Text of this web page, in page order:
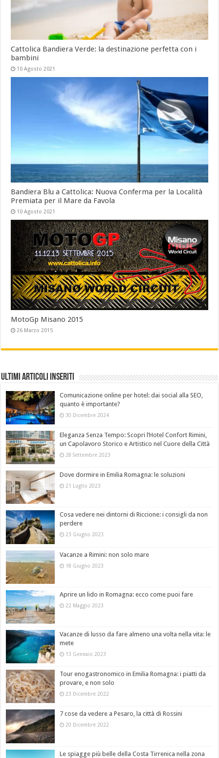
Cattolica Bandiera Verde: la destinazione perfetta con i
bambini
10 Agosto 2021
Bandiera Blu a Cattolica: Nuova Conferma per la Località
Premiata per il Mare da Favola
10 Agosto 2021
MotoGp Misano 2015
26 Marzo 2015
Ultimi Articoli Inseriti
Comunicazione online per hotel: dai social alla SEO,
quanto è importante?
30 Dicembre 2024
Eleganza Senza Tempo: Scopri l’Hotel Confort Rimini,
un Capolavoro Storico e Artistico nel Cuore della Città
28 Settembre 2023
Dove dormire in Emilia Romagna: le soluzioni
21 Luglio 2023
Cosa vedere nei dintorni di Riccione: i consigli da non
perdere
23 Giugno 2023
Vacanze a Rimini: non solo mare
18 Giugno 2023
Aprire un lido in Romagna: ecco come puoi fare
22 Maggio 2023
Vacanze di lusso da fare almeno una volta nella vita: le
mete
13 Gennaio 2023
Tour enogastronomico in Emilia Romagna: i piatti da
provare, e non solo
23 Dicembre 2022
7 cose da vedere a Pesaro, la città di Rossini
20 Dicembre 2022
Le spiagge più belle della Costa Tirrenica nella zona